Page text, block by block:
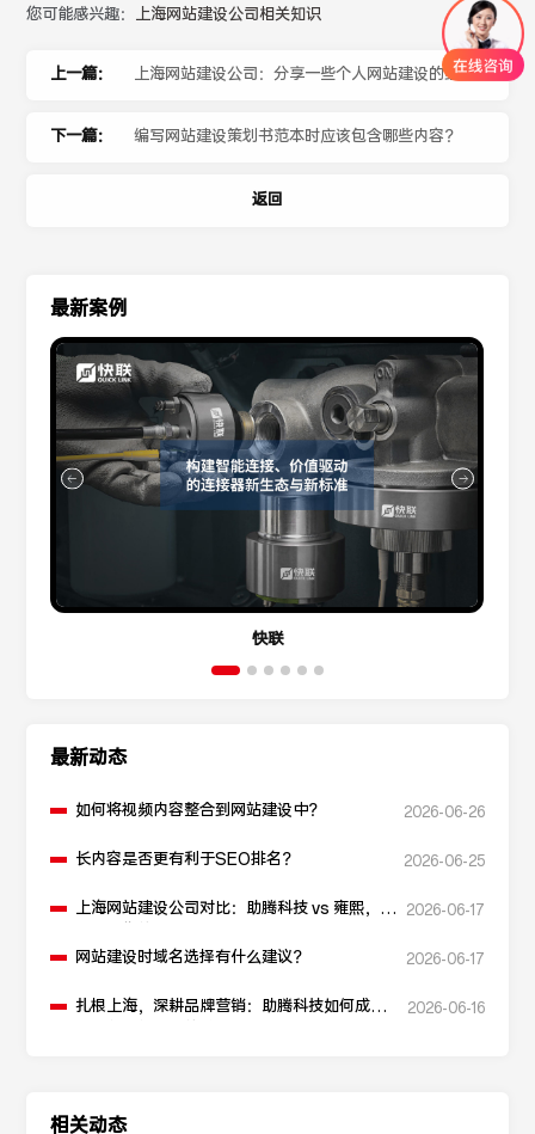
您可能感兴趣： 上海网站建设公司相关知识
上一篇： 上海网站建设公司：分享一些个人网站建设的经验？
下一篇： 编写网站建设策划书范本时应该包含哪些内容？
返回
最新案例
快联
最新动态
如何将视频内容整合到网站建设中？ 2026-06-26
长内容是否更有利于SEO排名？ 2026-06-25
上海网站建设公司对比：助腾科技 vs 雍熙，如
2026-06-17
网站建设时域名选择有什么建议？ 2026-06-17
扎根上海，深耕品牌营销：助腾科技如何成为
2026-06-16
相关动态